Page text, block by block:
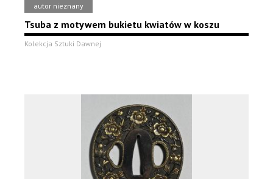
autor nieznany
Tsuba z motywem bukietu kwiatów w koszu
Kolekcja Sztuki Dawnej